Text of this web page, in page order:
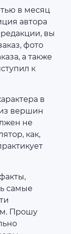
в месяц
автора
вы
фото
а также
к
в
вершин
не
как,
самые
Прошу